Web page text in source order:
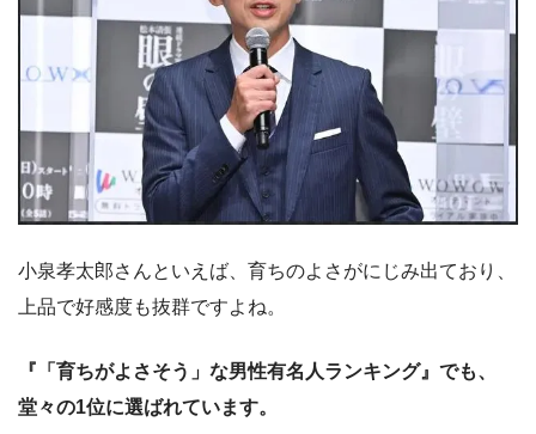
小泉孝太郎さんといえば、育ちのよさがにじみ出ており、
上品で好感度も抜群ですよね。
『「育ちがよさそう」な男性有名人ランキング』でも、
堂々の1位に選ばれています。